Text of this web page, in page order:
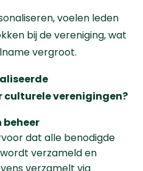
voelen leden
bij de vereniging, wat
vergroot.
verenigingen?
dat alle benodigde
verzameld en
verzamelt via